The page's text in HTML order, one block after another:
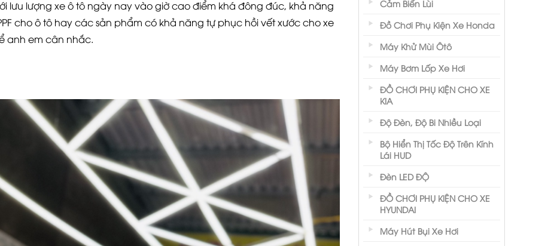
lưu lượng xe ô tô ngày nay vào giờ cao điểm khá đông đúc, khả năng
cho ô tô hay các sản phẩm có khả năng tự phục hồi vết xước cho xe
anh em cân nhắc.
Cảm Biến Lùi
Đồ Chơi Phụ Kiện Xe Honda
Máy Khử Mùi Ôtô
Máy Bơm Lốp Xe Hơi
ĐỒ CHƠI PHỤ KIỆN CHO XE
KIA
Độ Đèn, Độ Bi Nhiều Loại
Bộ Hiển Thị Tốc Độ Trên Kính
Lái HUD
Đèn LED ĐỘ
ĐỒ CHƠI PHỤ KIỆN CHO XE
HYUNDAI
Máy Hút Bụi Xe Hơi